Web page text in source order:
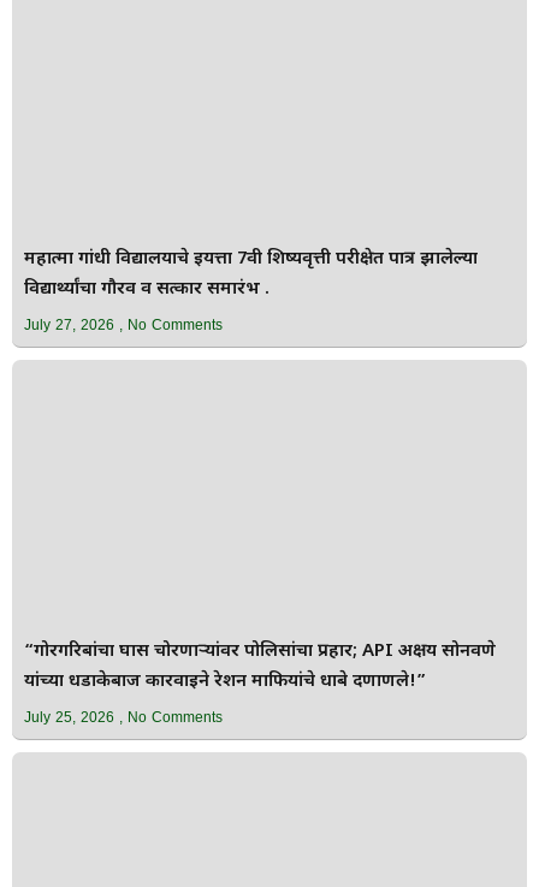
महात्मा गांधी विद्यालयाचे इयत्ता 7वी शिष्यवृत्ती परीक्षेत पात्र झालेल्या
विद्यार्थ्यांचा गौरव व सत्कार समारंभ .
July 27, 2026 No Comments
“गोरगरिबांचा घास चोरणाऱ्यांवर पोलिसांचा प्रहार; API अक्षय सोनवणे
यांच्या धडाकेबाज कारवाईने रेशन माफियांचे धाबे दणाणले!”
July 25, 2026 No Comments